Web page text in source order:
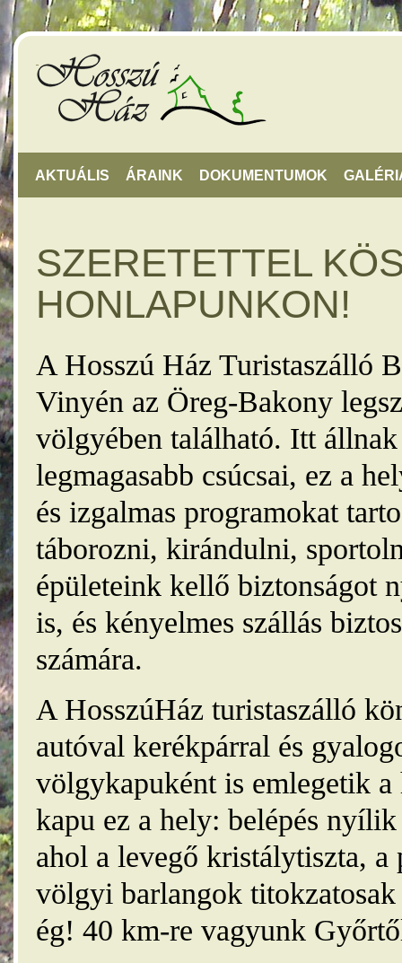
AKTUÁLIS ÁRAINK DOKUMENTUMOK
SZERETETTEL
HONLAPUNKON!
A Hosszú Ház Turistaszálló
Vinyén az Öreg-Bakony
völgyében található. Itt
legmagasabb csúcsai, ez a
és izgalmas programokat
táborozni, kirándulni,
épületeink kellő biztonságot
is, és kényelmes szállás
számára.
A HosszúHáz turistaszálló
autóval kerékpárral és
völgykapuként is emlegetik
kapu ez a hely: belépés
ahol a levegő kristálytiszta, a
völgyi barlangok
ég! 40 km-re vagyunk